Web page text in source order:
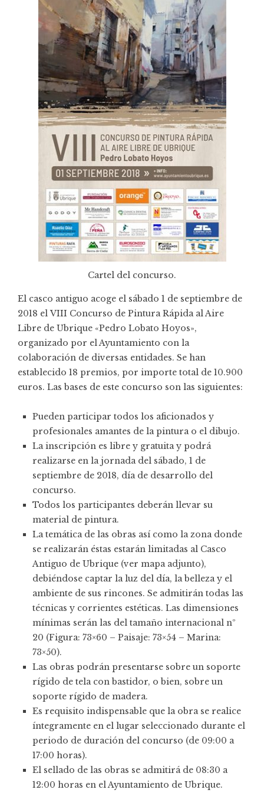
Cartel del concurso.
El casco antiguo acoge el sábado 1 de septiembre de
2018 el VIII Concurso de Pintura Rápida al Aire
Libre de Ubrique «Pedro Lobato Hoyos»,
organizado por el Ayuntamiento con la
colaboración de diversas entidades. Se han
establecido 18 premios, por importe total de 10.900
euros. Las bases de este concurso son las siguientes:
Pueden participar todos los aficionados y
profesionales amantes de la pintura o el dibujo.
La inscripción es libre y gratuita y podrá
realizarse en la jornada del sábado, 1 de
septiembre de 2018, día de desarrollo del
concurso.
Todos los participantes deberán llevar su
material de pintura.
La temática de las obras así como la zona donde
se realizarán éstas estarán limitadas al Casco
Antiguo de Ubrique (ver mapa adjunto),
debiéndose captar la luz del día, la belleza y el
ambiente de sus rincones. Se admitirán todas las
técnicas y corrientes estéticas. Las dimensiones
mínimas serán las del tamaño internacional nº
20 (Figura: 73×60 – Paisaje: 73×54 – Marina:
73×50).
Las obras podrán presentarse sobre un soporte
rígido de tela con bastidor, o bien, sobre un
soporte rígido de madera.
Es requisito indispensable que la obra se realice
íntegramente en el lugar seleccionado durante el
periodo de duración del concurso (de 09:00 a
17:00 horas).
El sellado de las obras se admitirá de 08:30 a
12:00 horas en el Ayuntamiento de Ubrique.